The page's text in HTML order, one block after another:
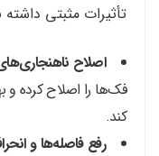
تأثیرات مثبتی داشته
اصلاح
فک‌ها را اصلاح کرده و
کند.
رفع فاصله‌ها و